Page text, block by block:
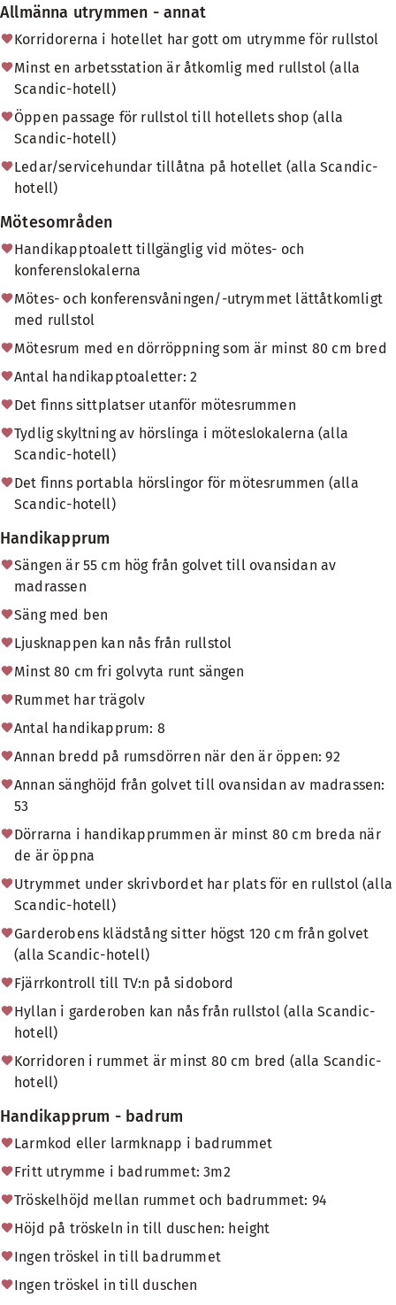
Allmänna utrymmen - annat
Korridorerna i hotellet har gott om utrymme för rullstol
Minst en arbetsstation är åtkomlig med rullstol (alla
Scandic-hotell)
Öppen passage för rullstol till hotellets shop (alla
Scandic-hotell)
Ledar/servicehundar tillåtna på hotellet (alla Scandic-
hotell)
Mötesområden
Handikapptoalett tillgänglig vid mötes- och
konferenslokalerna
Mötes- och konferensvåningen/-utrymmet lättåtkomligt
med rullstol
Mötesrum med en dörröppning som är minst 80 cm bred
Antal handikapptoaletter: 2
Det finns sittplatser utanför mötesrummen
Tydlig skyltning av hörslinga i möteslokalerna (alla
Scandic-hotell)
Det finns portabla hörslingor för mötesrummen (alla
Scandic-hotell)
Handikapprum
Sängen är 55 cm hög från golvet till ovansidan av
madrassen
Säng med ben
Ljusknappen kan nås från rullstol
Minst 80 cm fri golvyta runt sängen
Rummet har trägolv
Antal handikapprum: 8
Annan bredd på rumsdörren när den är öppen: 92
Annan sänghöjd från golvet till ovansidan av madrassen:
53
Dörrarna i handikapprummen är minst 80 cm breda när
de är öppna
Utrymmet under skrivbordet har plats för en rullstol (alla
Scandic-hotell)
Garderobens klädstång sitter högst 120 cm från golvet
(alla Scandic-hotell)
Fjärrkontroll till TV:n på sidobord
Hyllan i garderoben kan nås från rullstol (alla Scandic-
hotell)
Korridoren i rummet är minst 80 cm bred (alla Scandic-
hotell)
Handikapprum - badrum
Larmkod eller larmknapp i badrummet
Fritt utrymme i badrummet: 3m2
Tröskelhöjd mellan rummet och badrummet: 94
Höjd på tröskeln in till duschen: height
Ingen tröskel in till badrummet
Ingen tröskel in till duschen